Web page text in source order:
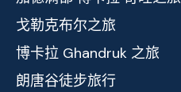
戈勒克布尔之旅
博卡拉 Ghandruk 之旅
朗唐谷徒步旅行